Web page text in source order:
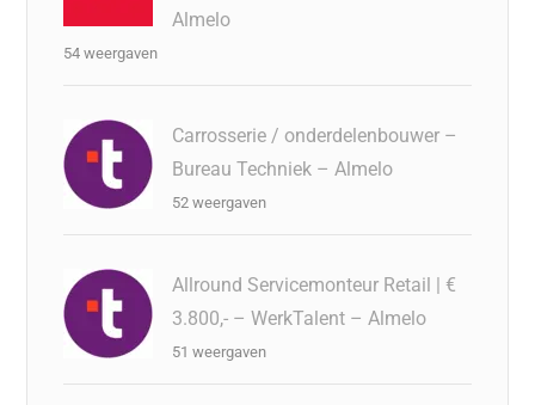
Almelo
54 weergaven
Carrosserie / onderdelenbouwer –
Bureau Techniek – Almelo
52 weergaven
Allround Servicemonteur Retail | €
3.800,- – WerkTalent – Almelo
51 weergaven